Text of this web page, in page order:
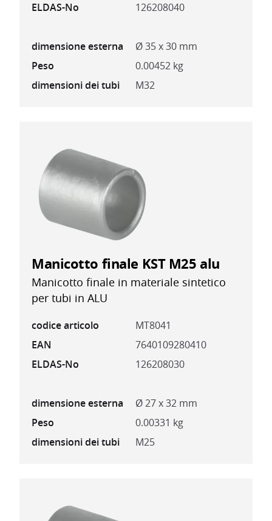
ELDAS-No
126208040
dimensione esterna
Ø 35 x 30 mm
Peso
0.00452 kg
dimensioni dei tubi
M32
Manicotto finale KST M25 alu
Manicotto finale in materiale sintetico
per tubi in ALU
codice articolo
MT8041
EAN
7640109280410
ELDAS-No
126208030
dimensione esterna
Ø 27 x 32 mm
Peso
0.00331 kg
dimensioni dei tubi
M25